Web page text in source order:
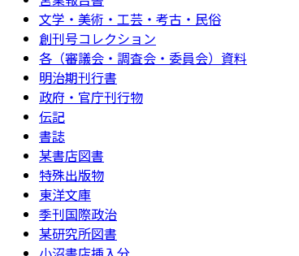
文学・美術・工芸・考古・民俗
創刊号コレクション
各（審議会・調査会・委員会）資料
明治期刊行書
政府・官庁刊行物
伝記
書誌
某書店図書
特殊出版物
東洋文庫
季刊国際政治
某研究所図書